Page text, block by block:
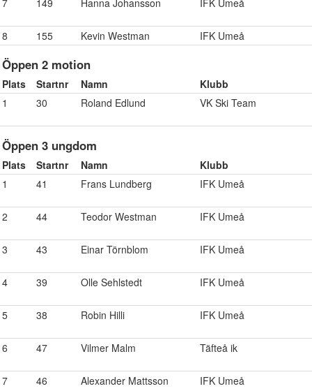
8 155 Kevin Westman IFK Umeå
Öppen 2 motion
Plats Startnr Namn
Klubb
1
30 Roland Edlund VK Ski Team
Öppen 3 ungdom
Plats Startnr Namn
Klubb
1
41 Frans Lundberg IFK Umeå
2 44 Teodor Westman IFK Umeå
3 43 Einar Törnblom IFK Umeå
4 39 Olle Sehlstedt IFK Umeå
5 38 Robin Hilli IFK Umeå
6 47 Vilmer Malm Täfteå ik
7 46 Alexander Mattsson IFK Umeå